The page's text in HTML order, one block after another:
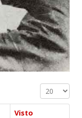
Cantidad a
Visto